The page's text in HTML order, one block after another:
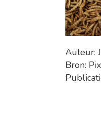
Auteur:
Bron: